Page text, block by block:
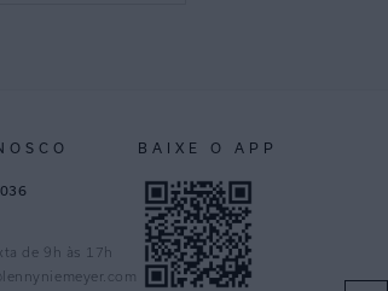
de 9h às 17h
BAIXE O APP